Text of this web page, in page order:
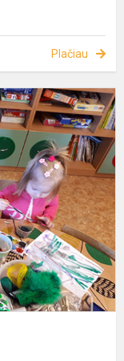
Plačiau